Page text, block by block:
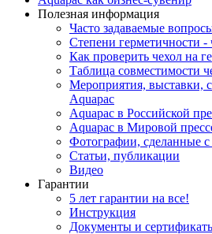
Полезная информация
Часто задаваемые
Степени герметичности -
Как проверить чехол на
Таблица совместимости
Мероприятия, выставки,
Aquapac
Aquapac в Российской
Aquapac в Мировой
Фотографии, сделанные
Статьи, публикации
Видео
Гарантии
5 лет гарантии на все!
Инструкция
Документы и